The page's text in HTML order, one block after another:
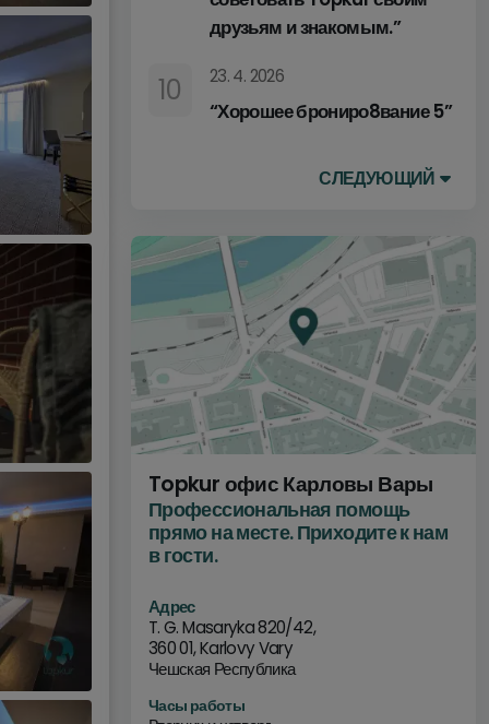
друзьям и знакомым.”
10 23. 4. 2026
“Хорошее брониро8вание 5”
СЛЕДУЮЩИЙ
Topkur офис Карловы Вары
Профессиональная помощь
прямо на месте. Приходите к нам
в гости.
Адрес
T. G. Masaryka 820/42,
360 01, Karlovy Vary
Чешская Республика
Часы работы